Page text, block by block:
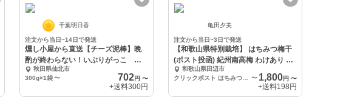
千葉明日香
注文から当日~14日で発送
燻し小屋から直送【チーズ泥棒】晩
酌が終わらない！いぶりがっこ ス
ライス300g
秋田県仙北市
300g×1袋 〜 702円〜
+送料300円
亀田夕美
注文から当日~3日で発送
【和歌山県特別栽培】 はちみつ梅干
(ポスト投函) 紀州南高梅 わけあり 農
家 和歌山県田辺市
〜 1,800円 〜
+送料198円